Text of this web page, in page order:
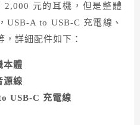
元的耳機，但是整體
USB-A to USB-C 充電線、
詳細配件如下：
本體
源線
USB-C 充電線